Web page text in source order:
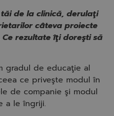
tăi de la clinică, derulaţi
câteva proiecte
rezultate îţi doreşti să
gradul de educaţie al
ce priveşte modul în
de companie şi modul
a le îngriji.